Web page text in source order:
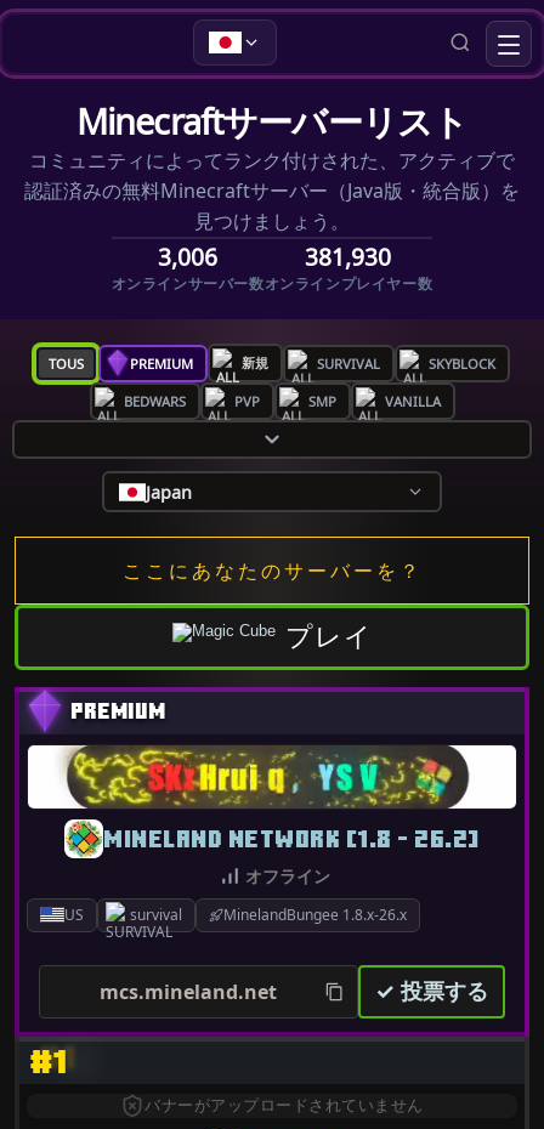
Minecraftサーバーリスト
コミュニティによってランク付けされた、アクティブで
認証済みの無料Minecraftサーバー（Java版・統合版）を
見つけましょう。
3,006
オンラインサーバー数
381,930
オンラインプレイヤー数
TOUS PREMIUM 新規 SURVIVAL SKYBLOCK
BEDWARS PVP SMP VANILLA
Japan
ここにあなたのサーバーを？
プレイ
US survival MinelandBungee 1.8.x-26.x
MINELAND NETWORK [1.8 - 26.2]
オフライン
mcs.mineland.net ✓ 投票する
#1
バナーがアップロードされていません